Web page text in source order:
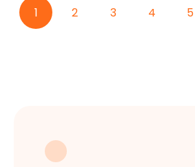
1 2 3 4 5